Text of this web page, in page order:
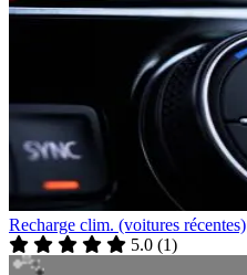
Recharge clim. (voitures récentes)
5.0 (1)